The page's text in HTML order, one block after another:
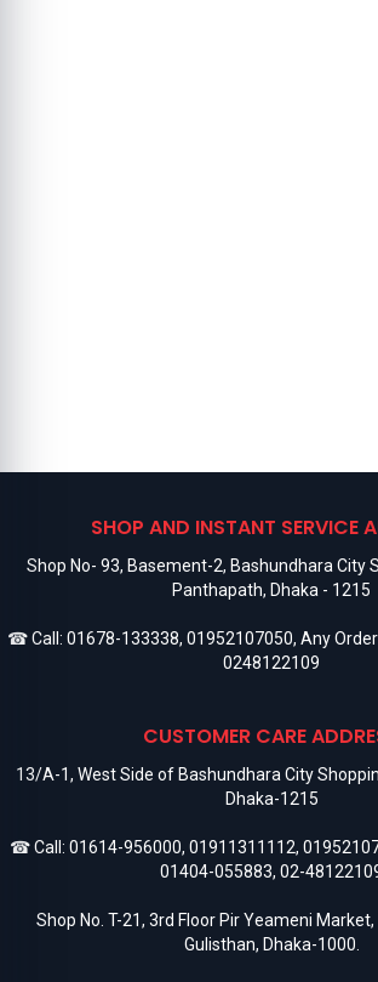
SHOP AND INSTANT SERVICE
Shop No- 93, Basement-2, Bashundhara City
Panthapath, Dhaka - 1215
☎ Call: 01678-133338, 01952107050, Any
0248122109
CUSTOMER CARE
13/A-1, West Side of Bashundhara City
Dhaka-1215
☎ Call: 01614-956000, 01911311112,
01404-055883, 02-
Shop No. T-21, 3rd Floor Pir Yeameni
Gulisthan, Dhaka-1000.